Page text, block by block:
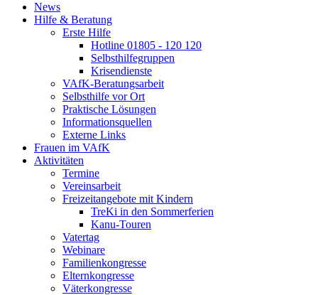
News
Hilfe & Beratung
Erste Hilfe
Hotline 01805 - 120 120
Selbsthilfegruppen
Krisendienste
VAfK-Beratungsarbeit
Selbsthilfe vor Ort
Praktische Lösungen
Informationsquellen
Externe Links
Frauen im VAfK
Aktivitäten
Termine
Vereinsarbeit
Freizeitangebote mit Kindern
TreKi in den Sommerferien
Kanu-Touren
Vatertag
Webinare
Familienkongresse
Elternkongresse
Väterkongresse